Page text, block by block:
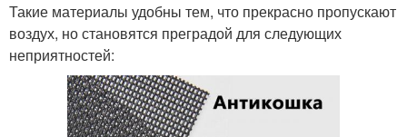
Такие материалы удобны тем, что прекрасно пропускают
воздух, но становятся преградой для следующих
неприятностей: